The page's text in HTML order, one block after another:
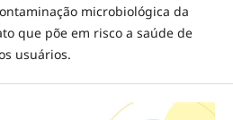
microbiológica da
que põe em risco a saúde de
usuários.